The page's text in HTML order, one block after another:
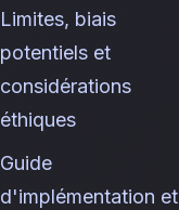
Limites, biais
potentiels et
considérations
éthiques
Guide
d'implémentation et